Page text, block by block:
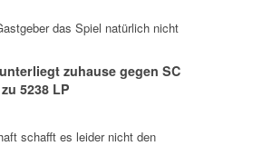
das Spiel natürlich nicht
zuhause gegen SC
5238 LP
schafft es leider nicht den